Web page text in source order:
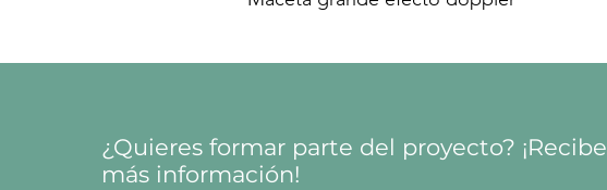
¿Quieres formar parte del proyecto? ¡Recibe
más información!